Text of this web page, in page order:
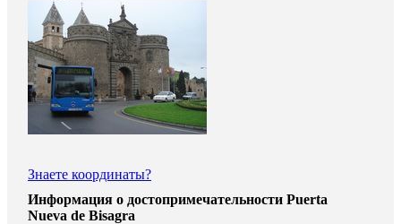
Знаете координаты?
Информация о достопримечательности Puerta
Nueva de Bisagra